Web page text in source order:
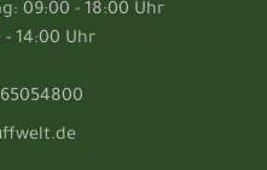
09:00 - 18:00 Uhr
- 14:00 Uhr